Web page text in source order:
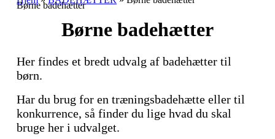
Børne badehætter
Børne badehætter
Her findes et bredt udvalg af badehætter til
børn.
Har du brug for en træningsbadehætte eller til
konkurrence, så finder du lige hvad du skal
bruge her i udvalget.